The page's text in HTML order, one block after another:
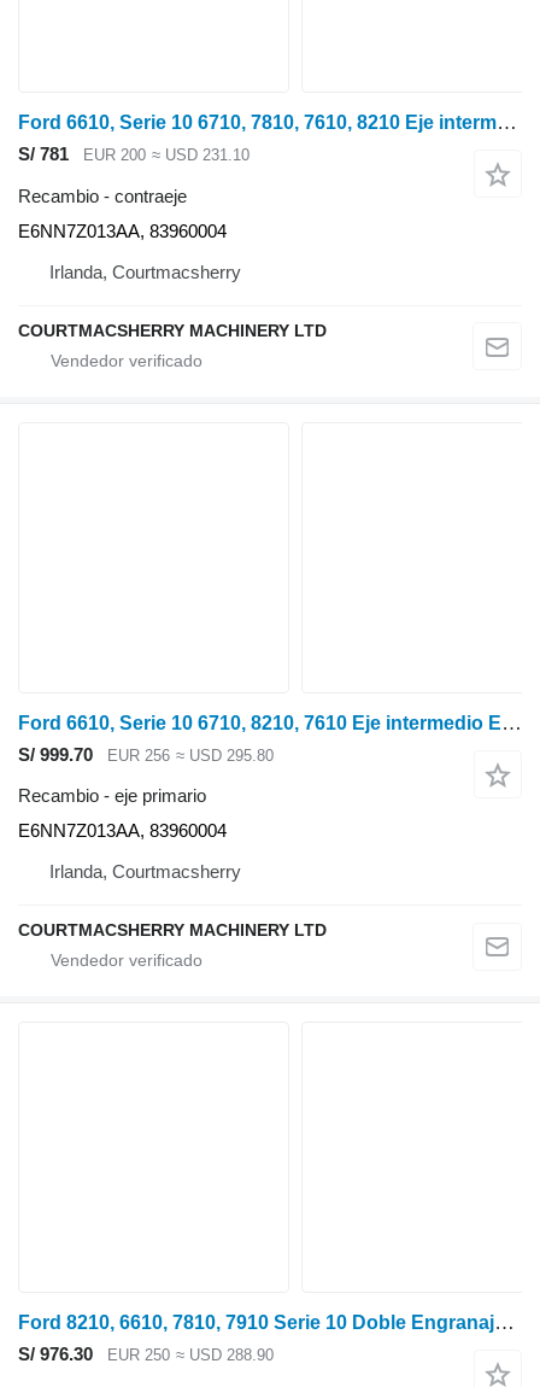
Ford 6610, Serie 10 6710, 7810, 7610, 8210 Eje intermedio E6nn7z013aa E6NN7Z013AA contraeje para Ford 10 Series tractor de ruedas
S/ 781 EUR 200 ≈ USD 231.10
Recambio - contraeje
E6NN7Z013AA, 83960004
Irlanda, Courtmacsherry
COURTMACSHERRY MACHINERY LTD
Ford 6610, Serie 10 6710, 8210, 7610 Eje intermedio E6nn7z013aa, 8396 E6NN7Z013AA eje primario para Ford 10 Series tractor de ruedas
S/ 999.70 EUR 256 ≈ USD 295.80
Recambio - eje primario
E6NN7Z013AA, 83960004
Irlanda, Courtmacsherry
COURTMACSHERRY MACHINERY LTD
Ford 8210, 6610, 7810, 7910 Serie 10 Doble Engranaje 23, 37 T 83929420, para Ford 10 Series tractor de ruedas
S/ 976.30 EUR 250 ≈ USD 288.90